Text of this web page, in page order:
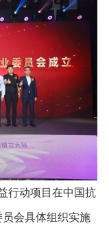
行动项目在中国抗
会具体组织实施